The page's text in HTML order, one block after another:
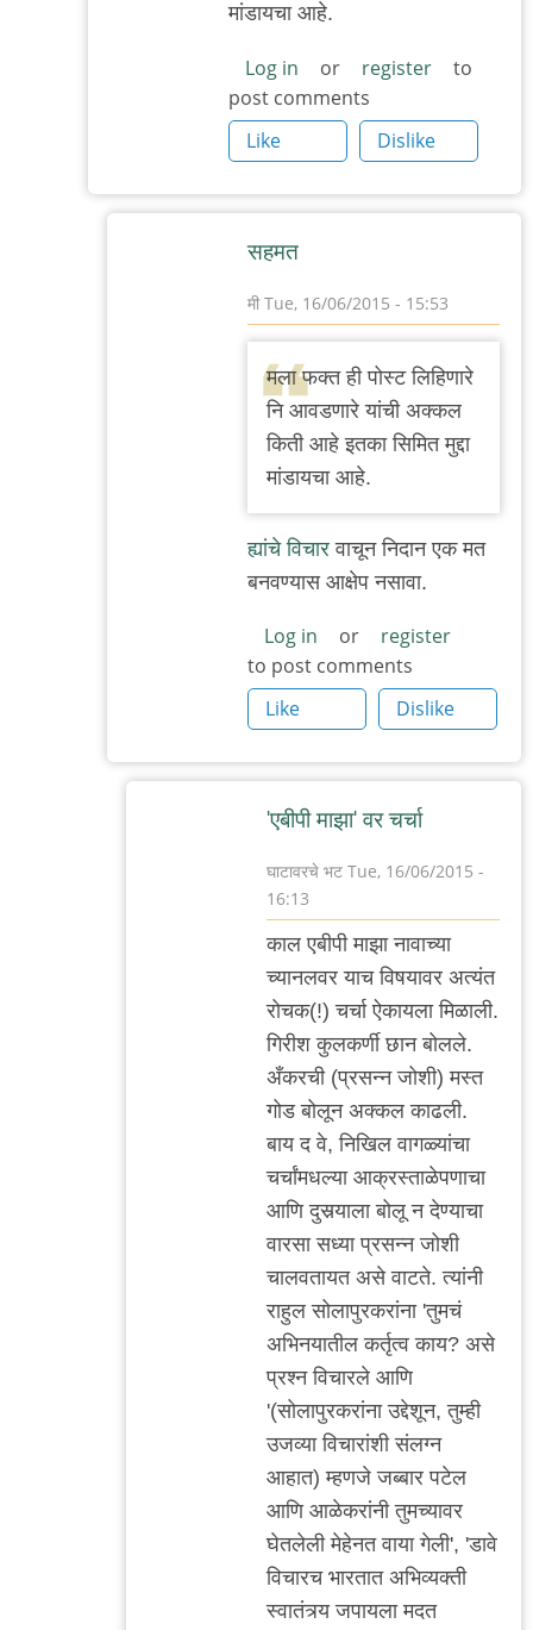
मांडायचा आहे.
Log in or register
to
post comments
Like
Dislike
सहमत
मी Tue, 16/06/2015 - 15:53
In
reply
to
अभिनय
होता.
अजो१२३
मला फक्त ही पोस्ट लिहिणारे
नि आवडणारे यांची अक्कल
किती आहे इतका सिमित मुद्दा
मांडायचा आहे.
ह्यांचे विचार वाचून निदान एक मत
बनवण्यास आक्षेप नसावा.
Log in or
register
to post comments
Like
Dislike
'एबीपी माझा' वर चर्चा
घाटावरचे भट Tue, 16/06/2015 -
16:13
In
to
सहमत
by
मी
काल एबीपी माझा नावाच्या
च्यानलवर याच विषयावर अत्यंत
रोचक(!) चर्चा ऐकायला मिळाली.
गिरीश कुलकर्णी छान बोलले.
अँकरची (प्रसन्न जोशी) मस्त
गोड बोलून अक्कल काढली.
बाय द वे, निखिल वागळ्यांचा
चर्चांमधल्या आक्रस्ताळेपणाचा
आणि दुसर्‍याला बोलू न देण्याचा
वारसा सध्या प्रसन्न जोशी
चालवतायत असे वाटते. त्यांनी
राहुल सोलापुरकरांना 'तुमचं
अभिनयातील कर्तृत्व काय? असे
प्रश्न विचारले आणि
'(सोलापुरकरांना उद्देशून, तुम्ही
उजव्या विचारांशी संलग्न
आहात) म्हणजे जब्बार पटेल
आणि आळेकरांनी तुमच्यावर
घेतलेली मेहेनत वाया गेली', 'डावे
विचारच भारतात अभिव्यक्ती
स्वातंत्र्य जपायला मदत